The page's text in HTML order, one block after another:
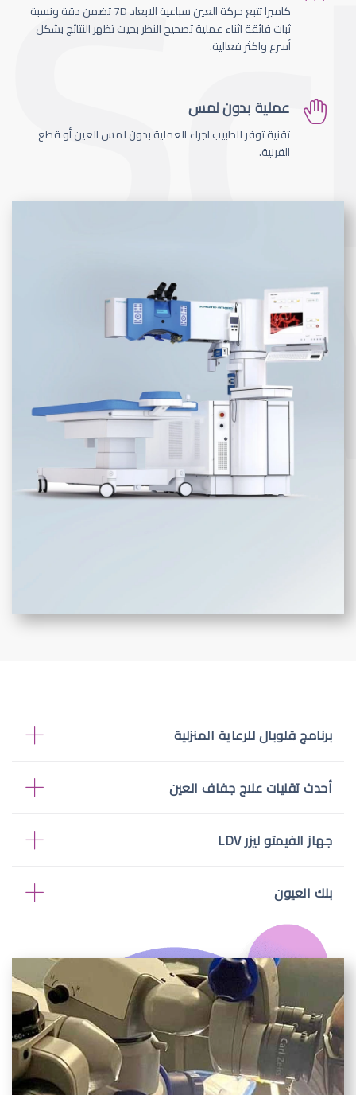
كاميرا تتبع حركة العين سباعية الابعاد 7D تضمن دقة ونسبة
ثبات فائقة اثناء عملية تصحيح النظر بحيث تظهر النتائج بشكل
أسرع واكثر فعالية.
عملية بدون لمس
تقنية توفر للطبيب اجراء العملية بدون لمس العين أو قطع
القرنية.
برنامج قلوبال للرعاية المنزلية
أحدث تقنيات علاج جفاف العين
جهاز الفيمتو ليزر LDV
بنك العيون